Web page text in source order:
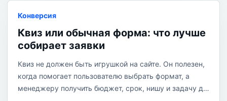
Конверсия
Квиз или обычная форма: что лучше
собирает заявки
Квиз не должен быть игрушкой на сайте. Он полезен,
когда помогает пользователю выбрать формат, а
менеджеру получить бюджет, срок, нишу и задачу до